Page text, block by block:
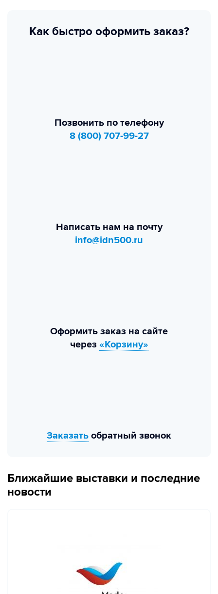
Как быстро оформить заказ?
Позвонить по телефону
8 (800) 707-99-27
Написать нам на почту
info@idn500.ru
Оформить заказ на сайте
через «Корзину»
Заказать обратный звонок
Ближайшие выставки и последние
новости